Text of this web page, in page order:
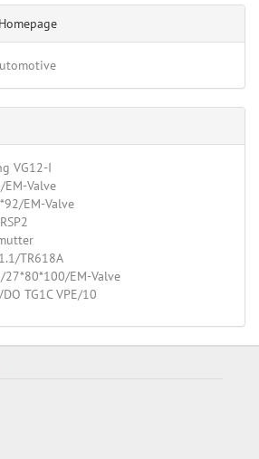
VG12-I
Valve
EM-Valve
TR618A
27*80*100/EM-Valve
TG1C VPE/10